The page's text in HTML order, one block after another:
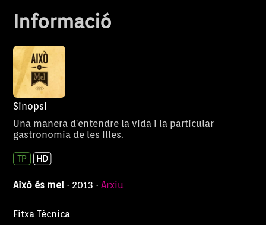
programa fent un gelat de
amb unes impressionats vistes
a Lluc.
Informació
Sinopsi
Una manera d'entendre la vida i la particular
gastronomia de les Illes.
Això és mel · 2013 ·Arxiu
Fitxa Tècnica